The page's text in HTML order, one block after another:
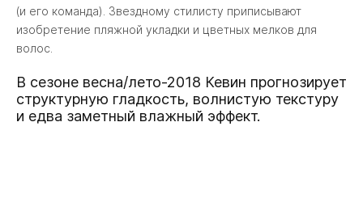
(и его команда). Звездному стилисту приписывают
изобретение пляжной укладки и цветных мелков для
волос.
В сезоне весна/лето-2018 Кевин прогнозирует
структурную гладкость, волнистую текстуру
и едва заметный влажный эффект.